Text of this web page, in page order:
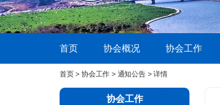
首页 协会概况 协会工作
首页>协会工作> 通知公告 > 详情
协会工作